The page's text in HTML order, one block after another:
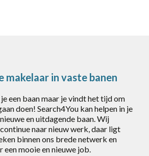
makelaar in vaste banen
een baan maar je vindt het tijd om
doen! Search4You kan helpen in je
en uitdagende baan. Wij
naar nieuw werk, daar ligt
binnen ons brede netwerk en
een mooie en nieuwe job.